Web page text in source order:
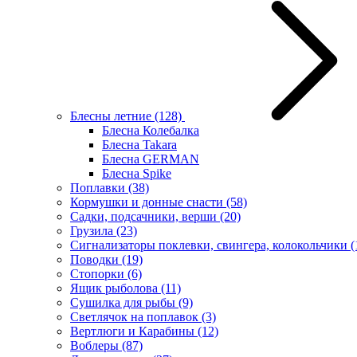
Блесны летние (128)
Блесна Колебалка
Блесна Takara
Блесна GERMAN
Блесна Spike
Поплавки (38)
Кормушки и донные снасти (58)
Садки, подсачники, верши (20)
Грузила (23)
Сигнализаторы поклевки, свингера, колокольчики
Поводки (19)
Стопорки (6)
Ящик рыболова (11)
Сушилка для рыбы (9)
Светлячок на поплавок (3)
Вертлюги и Карабины (12)
Воблеры (87)